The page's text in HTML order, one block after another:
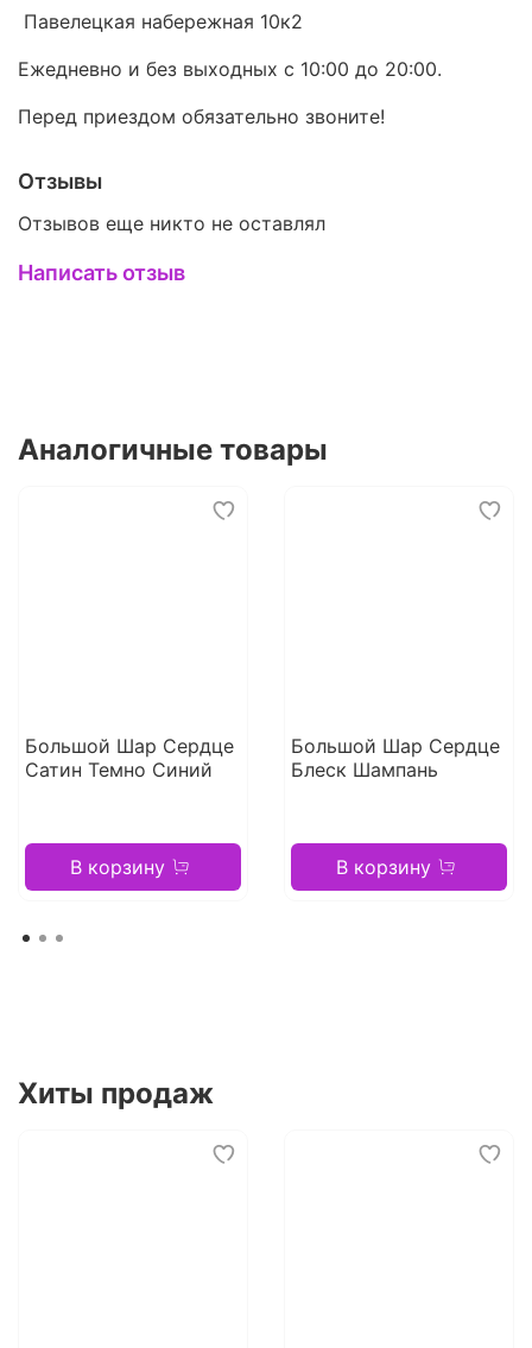
Павелецкая набережная 10к2
Ежедневно и без выходных с 10:00 до 20:00.
Перед приездом обязательно звоните!
Отзывы
Отзывов еще никто не оставлял
Написать отзыв
Аналогичные товары
Большой Шар Сердце
Сатин Темно Синий
В корзину
Большой Шар Сердце
Блеск Шампань
В корзину
Хиты продаж